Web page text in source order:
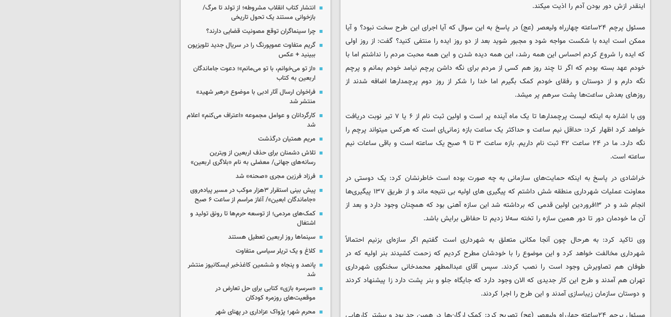
اینقدر ازش دور بودن آدم را اذیت میکند.
مسئول پرچم ۲۴ساعته چهارراه ولیعصر (عج) در پاسخ به این سوال که آیا اجرای این طرح سخت نبود؟ و آیا
ممکن است ایده با شکست مواجه شود و مجبور شوید بعد از دو روز ایده را منتفی کنید؟ گفت: از روز اولی
که ایده را شروع کردم احساس این همه رشد، این همه دیده شدن و این همه محبت مردم را نداشتم اما با
خودم عهد بسته بودم که اگر تا چند روز هم کسی از مردم برای نگه داشن پرچم نیامد خودم بمانم و پرچم
نگه دارم و از دوستان و رفقای خودم کمک بگیرم اما خدا را شکر از روز دوم پرچمدارها اضافه شدند از
روزهای بعدش ساعت‌ها پشت سرهم پر میشد.
وی با اشاره به اینکه لیست پرچمدارها تا یک ماه آینده پر است و اولین ثبت نام از ۶ یا ۷ تیر نوبت دریافت
خواهد کرد اظهار کرد: حداقل نیم ساعت و حداکثر یک ساعت بازه زمانی‌ای است که هرکس میتواند پرچم را
نگه دارد. ما در ۲۴ ساعت ۴۲ ثبت نام داریم. بازه ساعت ۳ تا ۹ صبح یک ساعته است و باقی ساعات نیم
ساعته است.
خراشادی در پاسخ به اینکه حمایت‌های سازمانی به چه صورت بوده است خاطرنشان کرد: یک دوستی در
معاونت عملیات شهرداری منطقه شش داشتم که پیگیری های اولیه بی نتیجه ماند و از طریق ۱۳۷ پیگیری‌ها
انجام شد و در ۱۳فروردین اولین قدمی که برداشته شد این سازه آهنی بود که همچنان وجود دارد و بعد از
آن ما خودمان دور تا دور همین سازه را تخته سه‌لا زدیم تا حفاظی برایش باشد.
وی تاکید کرد: به هرحال چون آنجا مکانی متعلق به شهرداری است گفتیم اگر سازه‌ای بزنیم احتمالاً
شهرداری مخالفت خواهد کرد و این موضوع را با خودشان مطرح کردیم که زحمت کشیدند بنر اولیه که در
طوفان هم تصاویرش وجود است را نصب کردند. سپس آقای عبدالمطهر محمدخانی سخنگوی شهرداری
تهران هم آمدند و طرح این کار جدیدی که الان وجود دارد که جایگاه جلو و بنر پشت دارد زا پیشنهاد کردند
و دوستان سازمان زیباسازی آمدند و این طرح را اجرا کردند.
انتشار کتاب انقلاب مشروطه؛ از تولد تا مرگ/
بازخوانی مستند یک تحول تاریخی
چرا سینماگران توقع مصونیت قضایی دارند؟
گریم متفاوت عموپورنگ را در سریال جدید تلویزیون
ببینید + عکس
«از تو می‌خوانم، با تو می‌مانم»؛ دعوت جاماندگان
اربعین به کتاب
فراخوان ارسال آثار ادبی با موضوع «رهبر شهید»
منتشر شد
کارگردانان و عوامل مجموعه «اعتراف می‌کنم» اعلام
شد
مریم همتیان درگذشت
تلاش دشمنان برای حذف اربعین از ویترین
رسانه‌های جهانی/ معضلی به نام «بلاگری اربعین»
فرزاد فرزین مجری «صحنه» شد
پیش بینی استقرار ۳هزار موکب در مسیر پیاده‌روی
«جاماندگان ابعین»/ آغاز مراسم از ساعت ۶ صبح
کمک‌های مردمی؛ از توسعه حرم‌ها تا رونق تولید و
اشتغال
سینماها روز اربعین تعطیل هستند
کلاغ و یک تریلر سیاسی متفاوت
پانصد و پنجاه و ششمین کاغذخبر ایسکانیوز منتشر
شد
«سرسره بازی» کتابی برای حل تعارض در
موقعیت‌های روزمره کودکان
محرم شهر؛ پژواک عزاداری در پهنای شهر